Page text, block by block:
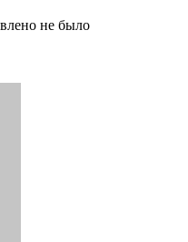
не было